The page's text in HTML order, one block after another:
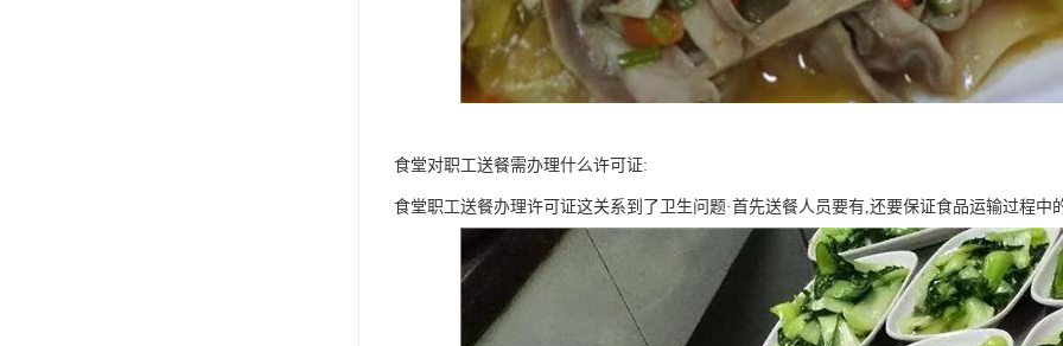
食堂对职工送餐需办理什么许可证:
食堂职工送餐办理许可证这关系到了卫生问题·首先送餐人员要有,还要保证食品运输过程中